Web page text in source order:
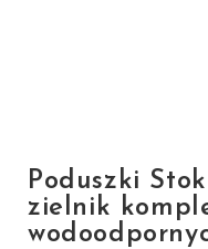
Poduszki
zielnik